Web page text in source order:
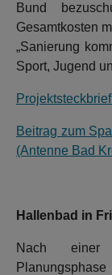
Bund
Gesamtkosten
„Sanierung
Sport, Jugend
Beitrag zum
(Antenne Bad
Hallenbad in
Nach einer